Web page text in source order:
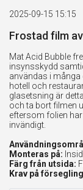
2025-09-15 15:15
Frostad film
Mat Acid Bubble
insynsskydd
användas i många
hotell och
glasetsning är
och ta bort filmen
eftersom folien
invändigt.
Monteras på:
Färg från utsida:
Krav på